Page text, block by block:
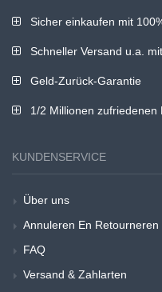
Sicher einkaufen mit
Schneller Versand u.a.
Geld-Zurück-Garantie
1/2 Millionen zufriedenen
KUNDENSERVICE
Über uns
Annuleren En Retourneren
FAQ
Versand & Zahlarten